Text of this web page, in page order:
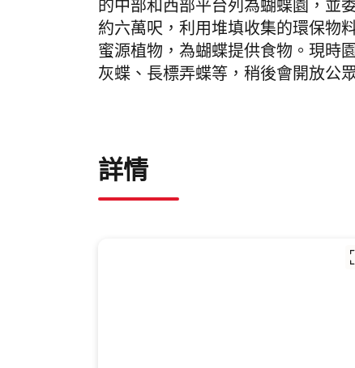
的中部和西部平台列為蝴蝶園，並
約六萬呎，利用堆填收集的環保物
蜜源植物，為蝴蝶提供食物。現時
灰蝶、 長標弄蝶等，稍後會開放公
詳情